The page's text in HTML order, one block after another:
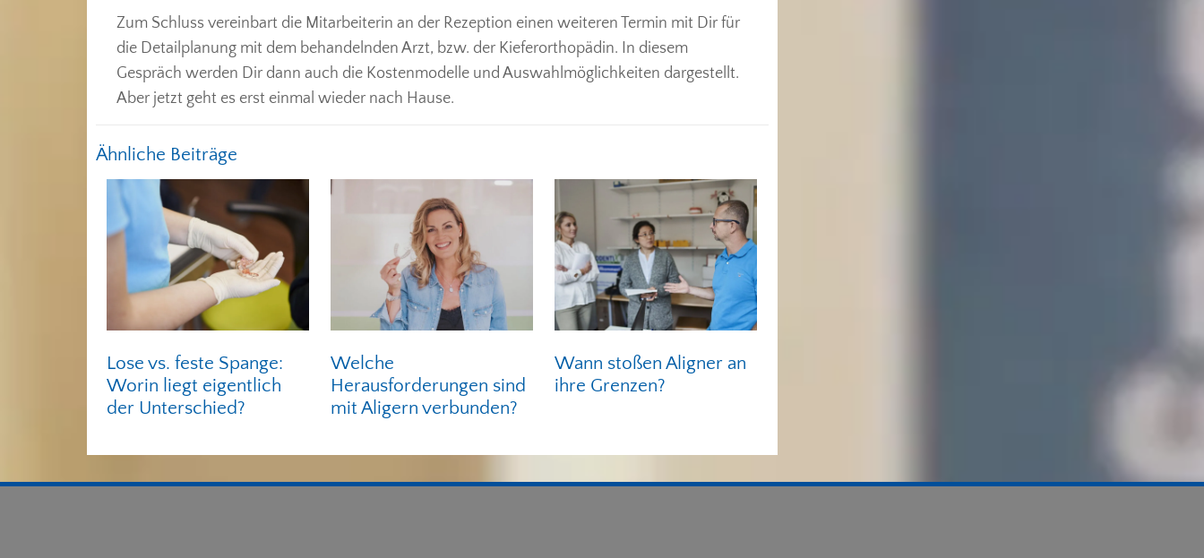
Zum Schluss vereinbart die Mitarbeiterin an der Rezeption einen weiteren Termin mit Dir für
die Detailplanung mit dem behandelnden Arzt, bzw. der Kieferorthopädin. In diesem
Gespräch werden Dir dann auch die Kostenmodelle und Auswahlmöglichkeiten dargestellt.
Aber jetzt geht es erst einmal wieder nach Hause.
Ähnliche Beiträge
Lose vs. feste Spange:
Worin liegt eigentlich
der Unterschied?
Welche
Herausforderungen sind
mit Aligern verbunden?
Wann stoßen Aligner an
ihre Grenzen?